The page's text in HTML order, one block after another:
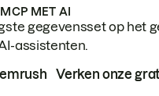
MET AI
gegevensset op het
assistenten.
Verken onze